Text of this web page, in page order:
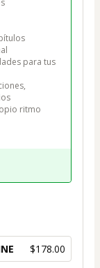
para tus
ritmo
$178.00